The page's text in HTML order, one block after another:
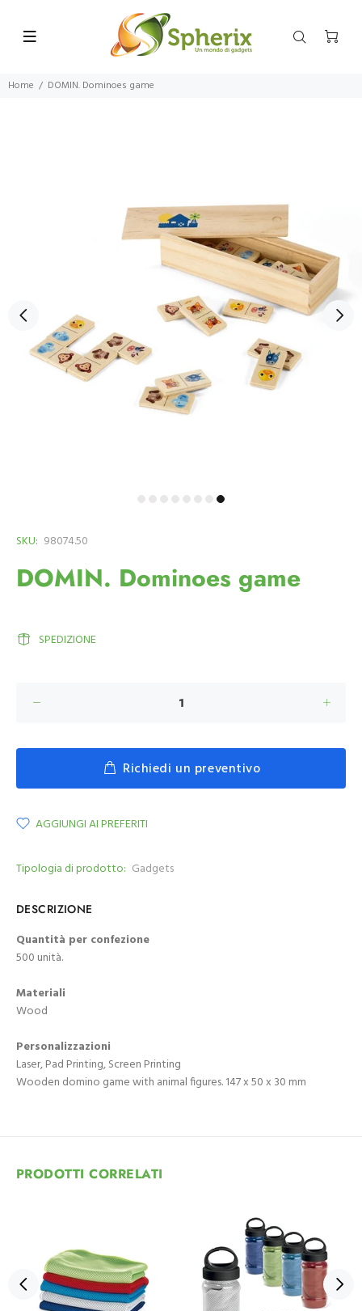
Home DOMIN. Dominoes game
SKU: 98074.50
DOMIN. Dominoes game
SPEDIZIONE
Richiedi un preventivo
AGGIUNGI AI PREFERITI
Tipologia di prodotto: Gadgets
DESCRIZIONE
Quantità per confezione
500 unità.
Materiali
Wood
Personalizzazioni
Laser, Pad Printing, Screen Printing
Wooden domino game with animal figures. 147 x 50 x 30 mm
PRODOTTI CORRELATI